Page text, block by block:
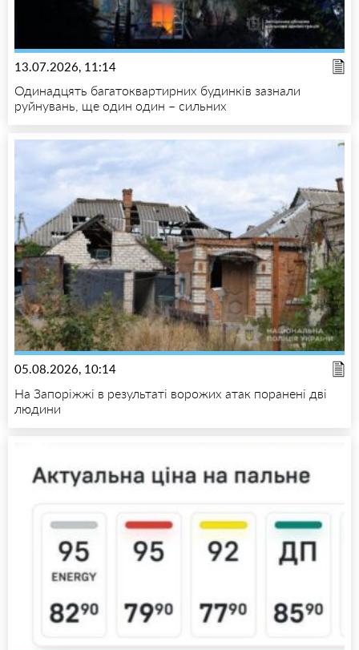
13.07.2026, 11:14
Одинадцять багатоквартирних будинків зазнали
руйнувань, ще один один – сильних
05.08.2026, 10:14
На Запоріжжі в результаті ворожих атак поранені дві
людини